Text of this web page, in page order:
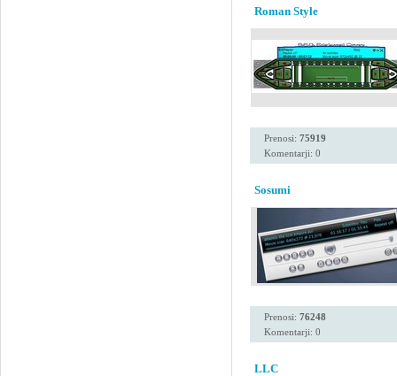
Roman Style
Prenosi: 75919
Komentarji: 0
Sosumi
Prenosi: 76248
Komentarji: 0
LLC